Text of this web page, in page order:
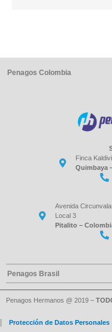
Penagos Colombia
Finca
Quimbaya
Avenida
Local 3
Pitalito –
Penagos Brasil
Penagos Hermanos @ 2019 –
Protección de Datos Personales